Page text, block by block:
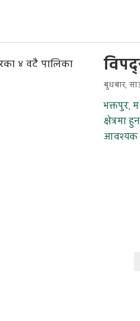
बुधबार,
भक्तपुर,
क्षेत्रमा
आवश्यक